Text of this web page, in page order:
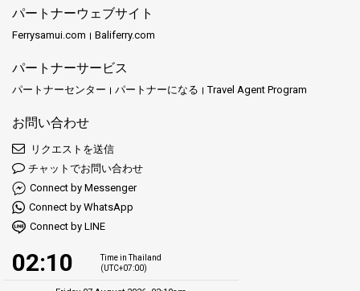
ンガイ島エクスカーション:
し、この隠れた宝石の美しさを堪能してください。詳細について
は、こちらをクリックしてください。
Satun Pakbara スピードボートクラブは、タイで最も魅力的な島々
への特別な旅にあなたをお誘いします。安全性、利便性、卓越し
ものとなることを保証します。今すぐチケットを予約して、タイ
の島々の宝物を発見する旅に私たちをパートナーとして選んでく
ださい。一生に一度の冒険があなたを待っています。
簡単な予約：私たちのオンラインプラットフォームは、ストレス
より、プロセスがあなたが渡る海のようにスムーズで楽しいもの
になります。
概要：島々の目的地とルート
ピピ島の冒険：ピピ島の神秘的な美しさに浸りましょう。
をクリック詳細情報。
クラビのビーチでの休息：クラビの穏やかなビーチの静けさを満
喫してください。
しましょう。
こちらをクリック
メンバーは安全プロトコルに精通しており、すべての乗客に安全
で快適な旅を提供します。
岸の魅力的な島々、特に楽園のようなリペ島への迅速かつシーム
優先に考え、忘れられない島々の冒険をお届けします。今日、ブ
ンダヤスピードボートで旅を予約し、タイの沿岸の宝石の美しさ
をスピーディーでエキサイティングに探検しましょう！
パートナーウェブサイト
Ferrysamui.com Baliferry.com
パートナーサービス
パートナーセンター パートナーになる Travel Agent Program
お問い合わせ
リクエストを送信
チャットでお問い合わせ
Connect by Messenger
Connect by WhatsApp
Connect by LINE
02:10
Time in Thailand
(UTC+07:00)